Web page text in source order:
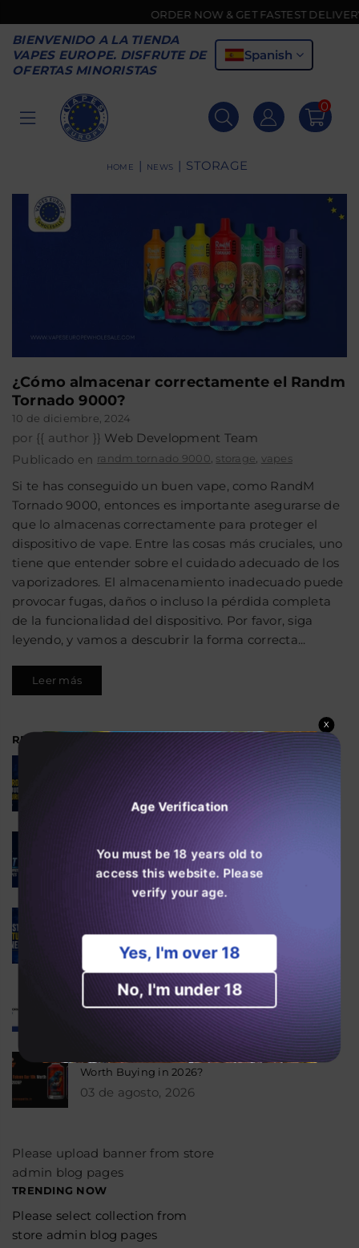
ORDER NOW & GET FASTEST DELIVERY 🚚
BIENVENIDO A LA TIENDA
VAPES EUROPE. DISFRUTE DE
OFERTAS MINORISTAS
Spanish
VAPES
0
HOME | NEWS | STORAGE
¿Cómo almacenar correctamente el Randm
Tornado 9000?
10 de diciembre, 2024
por {{ author }} Web Development Team
Publicado en randm tornado 9000 storage vapes
Si te has conseguido un buen vape, como RandM
Tornado 9000, entonces es importante asegurarse de
que lo almacenas correctamente para proteger el
dispositivo de vape. Entre las cosas más cruciales, uno
tiene que entender sobre el cuidado adecuado de los
vaporizadores. El almacenamiento inadecuado puede
provocar fugas, daños o incluso la pérdida completa
de la funcionalidad del dispositivo. Por favor, siga
leyendo, y vamos a descubrir la forma correcta...
Leer más
RECENT POSTS
Is the Ghost Pro 3500 the
Best Budget Vape in
06 de agosto, 2026
One of the Most Popular
06 de agosto, 2026
SKE Crystal 600 Features
06 de agosto, 2026
Is the RAndM Tornado
20K Worth Buying in
2026?
04 de agosto, 2026
Is the JNR Falcon Bar 18k
Worth Buying in 2026?
03 de agosto, 2026
Please upload banner from store
admin blog pages
TRENDING NOW
Please select collection from
store admin blog pages
X
Age Verification
You must be 18 years old to
access this website. Please
verify your age.
Yes, I'm over 18
No, I'm under 18